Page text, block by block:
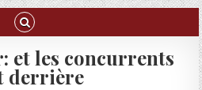
et les concurrents
derrière